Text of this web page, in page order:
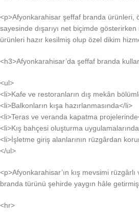
<p>Afyonkarahisar şeffaf branda ürünleri,
sayesinde dışarıyı net biçimde
ürünleri hazır kesilmiş olup özel dikim
<h3>Afyonkarahisar’da şeffaf branda
<ul>
<li>Kafe ve restoranların dış mekân
<li>Balkonların kışa hazırlanmasında</li>
<li>Teras ve veranda kapatma
<li>Kış bahçesi oluşturma
<li>İşletme giriş alanlarının rüzgârdan
</ul>
<p>Afyonkarahisar’ın kış mevsimi
branda türünü şehirde yaygın hâle
<hr>